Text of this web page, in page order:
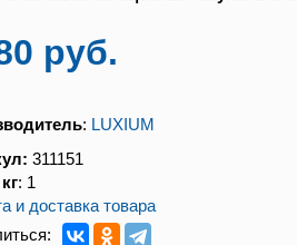
руб.
: LUXIUM
311151
: 1
и доставка товара